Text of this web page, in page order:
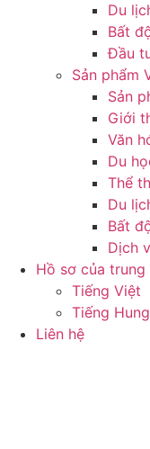
Du
Bất
Đầu
Sản phẩm
Sản
Giới
Văn
Du
Thể
Du
Bất
Dịch
Hồ sơ của trung
Tiếng Việt
Tiếng
Liên hệ